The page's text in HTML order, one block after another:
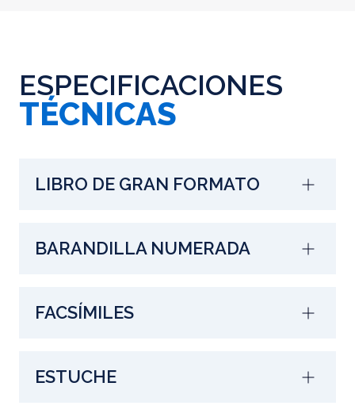
ESPECIFICACIONES
TÉCNICAS
LIBRO DE GRAN FORMATO
BARANDILLA NUMERADA
FACSÍMILES
ESTUCHE